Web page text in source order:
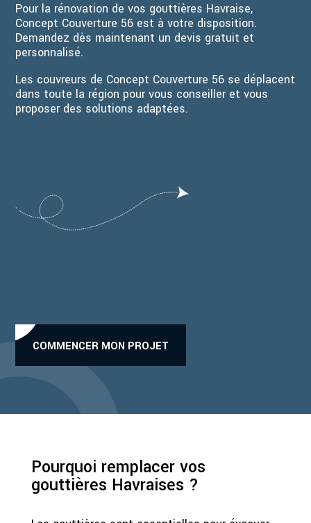
Pour la rénovation de vos gouttières Havraise,
Concept Couverture 56 est à votre disposition.
Demandez dès maintenant un devis gratuit et
personnalisé.
Les couvreurs de Concept Couverture 56 se déplacent
dans toute la région pour vous conseiller et vous
proposer des solutions adaptées.
COMMENCER MON PROJET
Pourquoi remplacer vos
gouttières Havraises ?